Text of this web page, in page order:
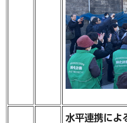
水平連携によ